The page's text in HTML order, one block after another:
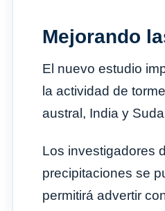
Mejorando
El nuevo estudio
la actividad de
austral, India y
Los investigadores
precipitaciones se
permitirá advertir